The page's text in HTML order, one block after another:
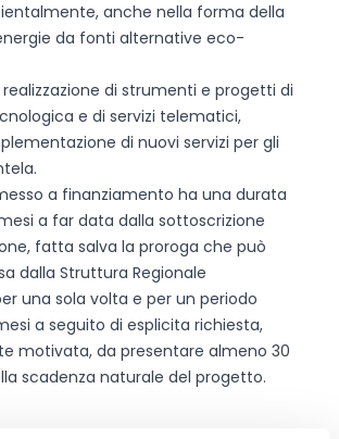
anche nella forma della
da fonti alternative eco-
di strumenti e progetti di
e di servizi telematici,
di nuovi servizi per gli
a finanziamento ha una durata
a far data dalla sottoscrizione
fatta salva la proroga che può
dalla Struttura Regionale
una sola volta e per un periodo
a seguito di esplicita richiesta,
motivata, da presentare almeno 30
scadenza naturale del progetto.